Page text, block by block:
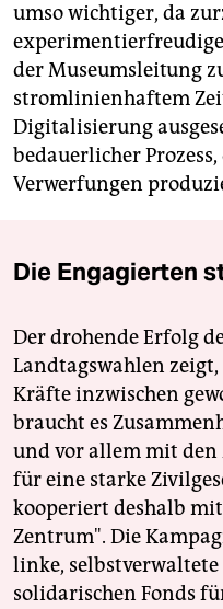
umso wichtiger, da
der Museumsleitung
stromlinienhaftem
Digitalisierung
bedauerlicher
Verwerfungen
Die Engagierten
Der drohende Erfolg
Landtagswahlen
Kräfte inzwischen
braucht es
und vor allem mit den
für eine starke
kooperiert deshalb
Zentrum". Die
linke,
solidarischen Fonds